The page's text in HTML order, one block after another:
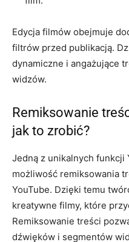
Edycja filmów obejmuje
filtrów przed publikacją.
dynamiczne i angażujące
widzów.
Remiksowanie
jak to zrobić?
Jedną z unikalnych funkcji
możliwość remiksowania
YouTube. Dzięki temu
kreatywne filmy, które
Remiksowanie treści
dźwięków i segmentów